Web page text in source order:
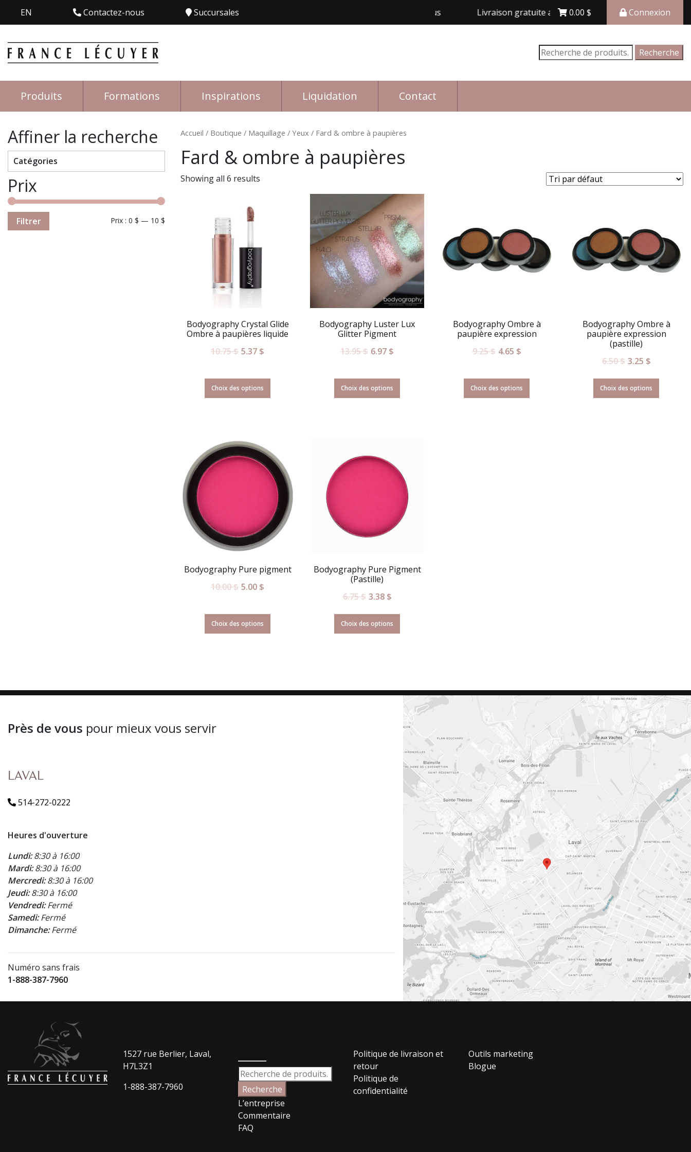
EN Contactez-nous Succursales Livraison gratuite avec achat de 150$ et plus
0.00 $ Connexion
Recherche
pour :
Recherche
Produits Formations Inspirations Liquidation Contact
Affiner la recherche
Catégories
Prix
Filtrer Prix : 0 $ — 10 $
Accueil / Boutique / Maquillage / Yeux / Fard & ombre à paupières
Fard & ombre à paupières
Showing all 6 results
Bodyography Crystal Glide
Ombre à paupières liquide
10.75$ 5.37 $
Choix des options
Bodyography Luster Lux
Glitter Pigment
13.95$ 6.97 $
Choix des options
Bodyography Ombre à
paupière expression
9.25$ 4.65 $
Choix des options
Bodyography Ombre à
paupière expression
(pastille)
6.50$ 3.25 $
Choix des options
Bodyography Pure pigment
10.00$ 5.00 $
Choix des options
Bodyography Pure Pigment
(Pastille)
6.75$ 3.38 $
Choix des options
Près de vous pour mieux vous servir
LAVAL
514-272-0222
Heures d'ouverture
Lundi:8:30 à 16:00
Mardi:8:30 à 16:00
Mercredi:8:30 à 16:00
Jeudi:8:30 à 16:00
Vendredi:Fermé
Samedi:Fermé
Dimanche:Fermé
Numéro sans frais
1-888-387-7960
1527 rue Berlier, Laval,
H7L3Z1
1-888-387-7960
Recherche
pour :
Recherche
L’entreprise
Commentaire
FAQ
Politique de livraison et
retour
Politique de
confidentialité
Outils marketing
Blogue